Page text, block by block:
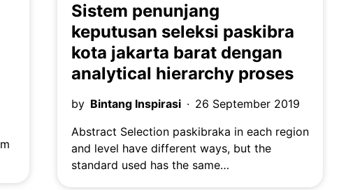
Sistem penunjang
keputusan seleksi paskibra
kota jakarta barat dengan
analytical hierarchy proses
by Bintang Inspirasi
26 September 2019
Abstract Selection paskibraka in each region
and level have different ways, but the
standard used has the same…